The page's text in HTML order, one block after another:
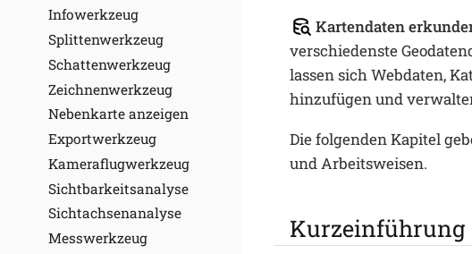
Infowerkzeug
Splittenwerkzeug
Schattenwerkzeug
Zeichnenwerkzeug
Nebenkarte anzeigen
Exportwerkzeug
Kameraflugwerkzeug
Sichtbarkeitsanalyse
Sichtachsenanalyse
Messwerkzeug
Kartendaten
verschiedenste
lassen sich Webdaten,
hinzufügen und
Die folgenden Kapitel
und Arbeitsweisen.
Kurzeinführung